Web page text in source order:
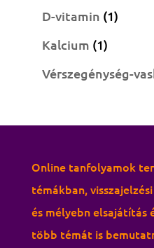
termék
D-vitamin 11
Kalcium 11
termék
Vérszegénység-
Online tanfolyamok
témákban,
és mélyebn elsajátítás
több témát is